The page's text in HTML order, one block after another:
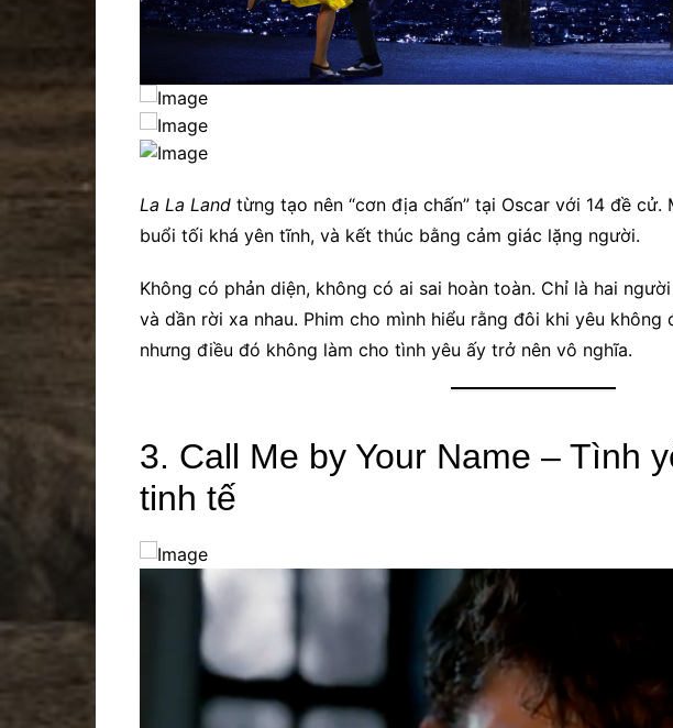
La La Land từng tạo nên “cơn địa chấn” tại Oscar với 14 đề
buổi tối khá yên tĩnh, và kết thúc bằng cảm giác lặng người.
Không có phản diện, không có ai sai hoàn toàn. Chỉ là hai
và dần rời xa nhau. Phim cho mình hiểu rằng đôi khi yêu
nhưng điều đó không làm cho tình yêu ấy trở nên vô nghĩa.
3. Call Me by Your Name – Tình
tinh tế